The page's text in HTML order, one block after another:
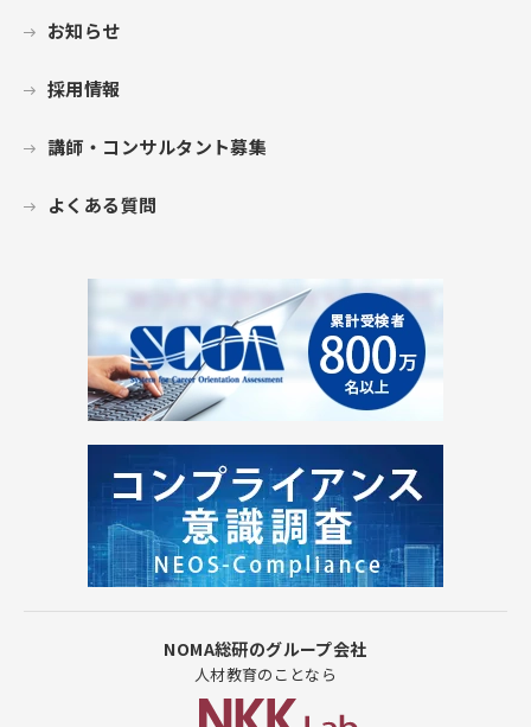
お知らせ
採用情報
講師・コンサルタント募集
よくある質問
NOMA総研のグループ会社
人材教育のことなら